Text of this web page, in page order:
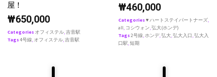
屋！
₩650,000
Categories オフィステル,吉音駅
Tags4号線, オフィステル,吉音駅
₩460,000
Categories♥ ハートステイパートナーズ,
all, コシウォン,弘大(ホンデ)
Tags2号線,ホンデ,弘大,弘大入口,弘大入
口駅,短期